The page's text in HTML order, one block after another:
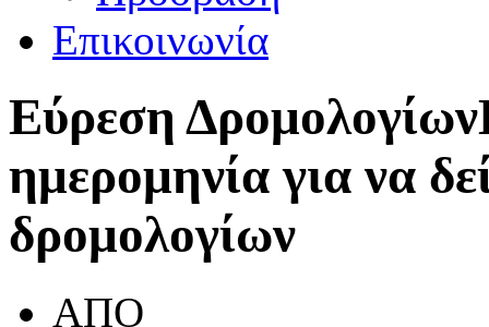
Επικοινωνία
Εύρεση Δρομολογίων
ημερομηνία για να
δρομολογίων
ΑΠΟ